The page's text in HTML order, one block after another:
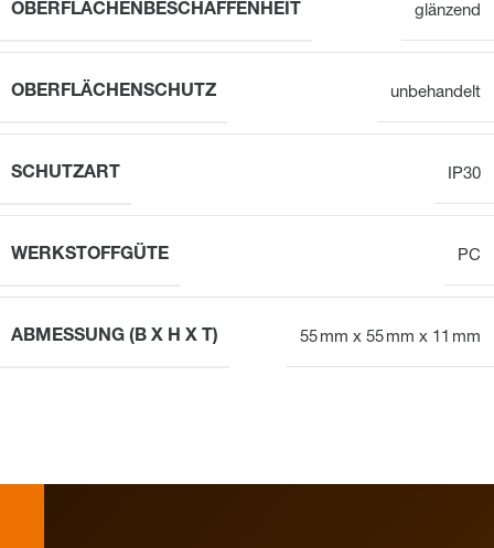
OBERFLÄCHENBESCHAFFENHEIT glänzend
OBERFLÄCHENSCHUTZ unbehandelt
SCHUTZART IP30
WERKSTOFFGÜTE PC
ABMESSUNG (B X H X T) 55 mm x 55 mm x 11 mm